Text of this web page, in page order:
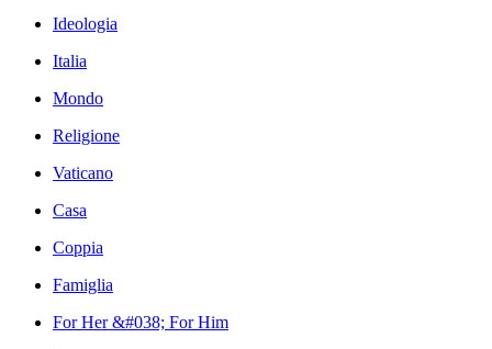
Ideologia
Italia
Mondo
Religione
Vaticano
Casa
Coppia
Famiglia
For Her &#038; For Him